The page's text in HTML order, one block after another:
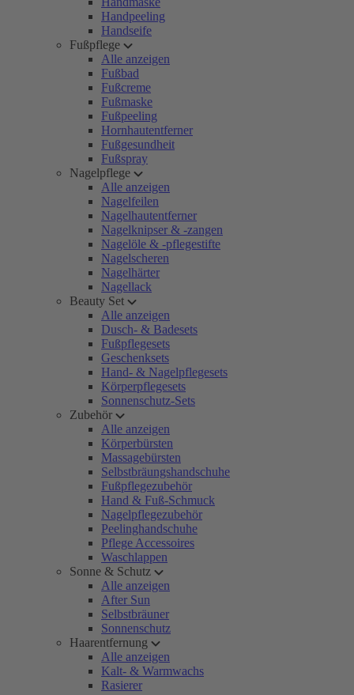
Handpeeling
Handseife
Fußpflege
Alle anzeigen
Fußbad
Fußcreme
Fußmaske
Fußpeeling
Hornhautentferner
Fußgesundheit
Fußspray
Nagelpflege
Alle anzeigen
Nagelfeilen
Nagelhautentferner
Nagelknipser & -zangen
Nagelöle & -pflegestifte
Nagelscheren
Nagelhärter
Nagellack
Beauty Set
Alle anzeigen
Dusch- & Badesets
Fußpflegesets
Geschenksets
Hand- & Nagelpflegesets
Körperpflegesets
Sonnenschutz-Sets
Zubehör
Alle anzeigen
Körperbürsten
Massagebürsten
Selbstbräungshandschuhe
Fußpflegezubehör
Hand & Fuß-Schmuck
Nagelpflegezubehör
Peelinghandschuhe
Pflege Accessoires
Waschlappen
Sonne & Schutz
Alle anzeigen
After Sun
Selbstbräuner
Sonnenschutz
Haarentfernung
Alle anzeigen
Kalt- & Warmwachs
Rasierer